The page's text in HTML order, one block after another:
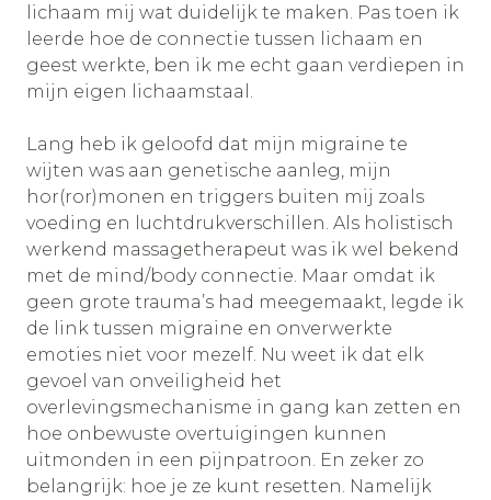
lichaam mij wat duidelijk te maken. Pas toen ik
leerde hoe de connectie tussen lichaam en
geest werkte, ben ik me echt gaan verdiepen in
mijn eigen lichaamstaal.
Lang heb ik geloofd dat mijn migraine te
wijten was aan genetische aanleg, mijn
hor(ror)monen en triggers buiten mij zoals
voeding en luchtdrukverschillen. Als holistisch
werkend massagetherapeut was ik wel bekend
met de mind/body connectie. Maar omdat ik
geen grote trauma’s had meegemaakt, legde ik
de link tussen migraine en onverwerkte
emoties niet voor mezelf. Nu weet ik dat elk
gevoel van onveiligheid het
overlevingsmechanisme in gang kan zetten en
hoe onbewuste overtuigingen kunnen
uitmonden in een pijnpatroon. En zeker zo
belangrijk: hoe je ze kunt resetten. Namelijk